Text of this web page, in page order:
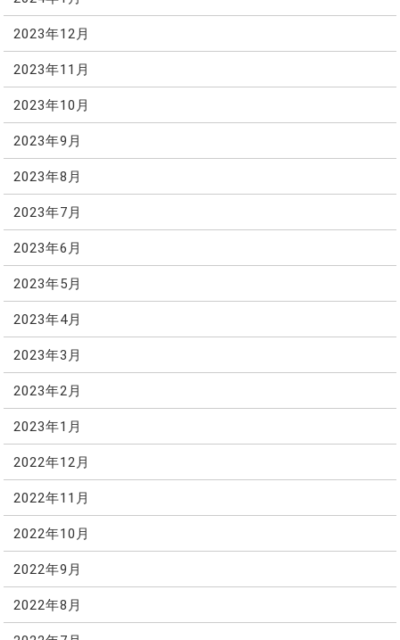
2023年12月
2023年11月
2023年10月
2023年9月
2023年8月
2023年7月
2023年6月
2023年5月
2023年4月
2023年3月
2023年2月
2023年1月
2022年12月
2022年11月
2022年10月
2022年9月
2022年8月